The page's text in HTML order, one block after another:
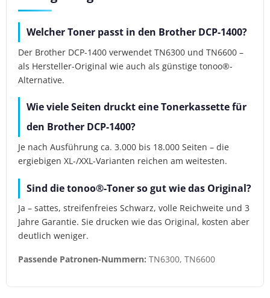
Welcher Toner passt in den Brother DCP-1400?
Der Brother DCP-1400 verwendet TN6300 und TN6600 –
als Hersteller-Original wie auch als günstige tonoo®-
Alternative.
Wie viele Seiten druckt eine Tonerkassette für
den Brother DCP-1400?
Je nach Ausführung ca. 3.000 bis 18.000 Seiten – die
ergiebigen XL-/XXL-Varianten reichen am weitesten.
Sind die tonoo®-Toner so gut wie das Original?
Ja – sattes, streifenfreies Schwarz, volle Reichweite und 3
Jahre Garantie. Sie drucken wie das Original, kosten aber
deutlich weniger.
Passende Patronen-Nummern: TN6300, TN6600